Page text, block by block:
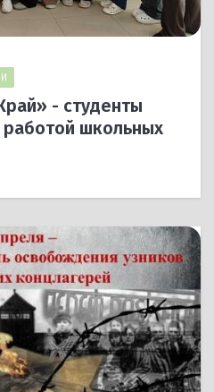
- студенты
работой школьных